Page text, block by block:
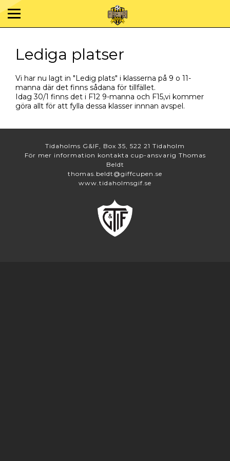
Lediga platser
Vi har nu lagt in "Ledig plats" i klasserna på 9 o 11-
manna där det finns sådana för tillfället.
Idag 30/1 finns det i F12 9-manna och F15,vi kommer
göra allt för att fylla dessa klasser innnan avspel.
Tidaholms G&IF, Box 35, 522 21 Tidaholm
För mer information kontakta cup-ansvarig Thomas
Beldt
thomas.beldt@giffcupen.se
www.tidaholmsgif.se